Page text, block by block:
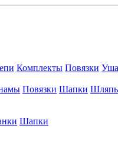
Комплекты Повязки
Повязки Шапки
Шапки